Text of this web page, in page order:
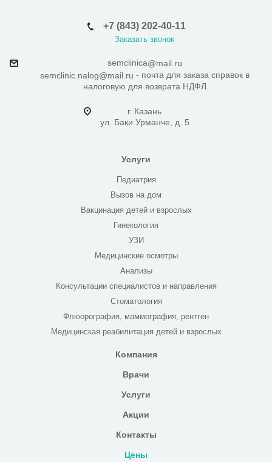
+7 (843) 202-40-11
Заказать звонок
semclinica@mail.ru
semclinic.nalog@mail.ru - почта для заказа справок в
налоговую для возврата НДФЛ
г. Казань
ул. Баки Урманче, д. 5
Услуги
Педиатрия
Вызов на дом
Вакцинация детей и взрослых
Гинекология
УЗИ
Медицинские осмотры
Анализы
Консультации специалистов и направления
Стоматология
Флюорография, маммография, рентген
Медицинская реабилитация детей и взрослых
Компания
Врачи
Услуги
Акции
Контакты
Цены